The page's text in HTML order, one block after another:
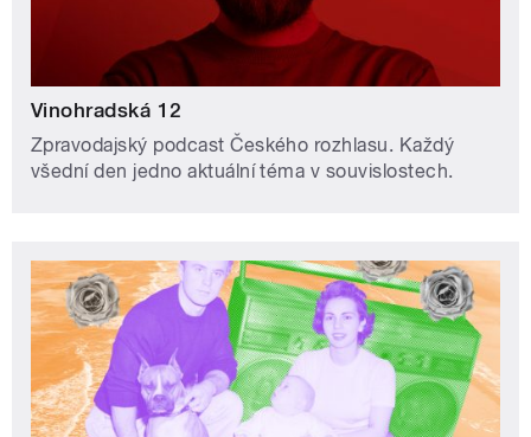
Vinohradská 12
Zpravodajský podcast Českého rozhlasu. Každý
všední den jedno aktuální téma v souvislostech.